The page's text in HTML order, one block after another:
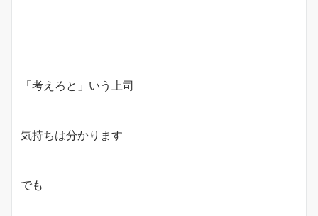
「考えろと」いう上司
気持ちは分かります
でも